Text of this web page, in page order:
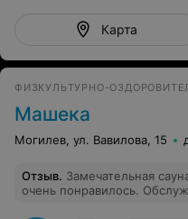
Карта
ФИЗКУЛЬТУРНО-
Машека
Могилев, ул. Вавилова, 15
Отзыв. Замечательная
очень понравилось.